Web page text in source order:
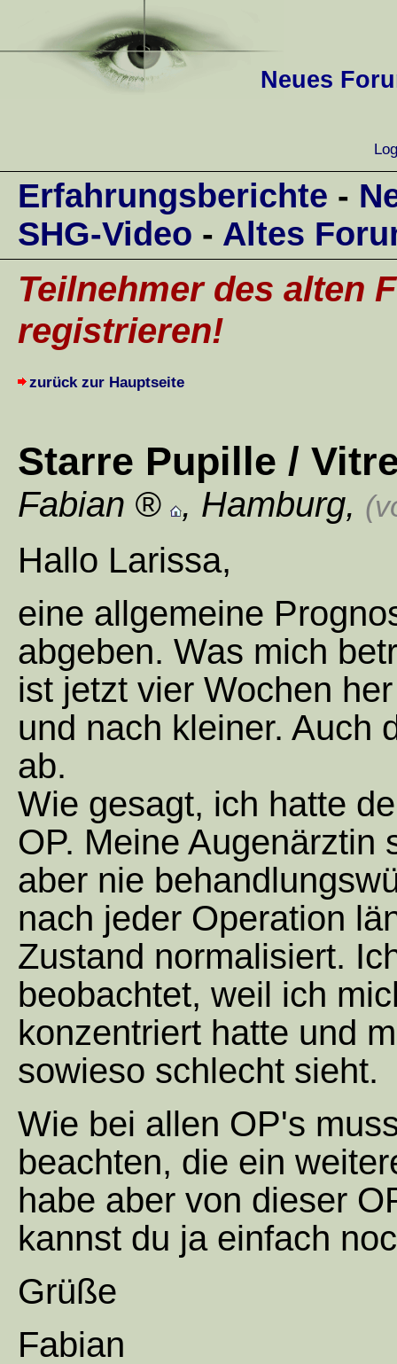
Neues
Erfahrungsberichte -
SHG-Video - Altes
Teilnehmer des alten
registrieren!
zurück zur Hauptseite
Starre Pupille /
Fabian , Hamburg,
Hallo Larissa,
eine allgemeine
abgeben. Was mich
ist jetzt vier Wochen
und nach kleiner. Auch
ab.
Wie gesagt, ich hatte
OP. Meine Augenärztin
aber nie
nach jeder Operation
Zustand normalisiert.
beobachtet, weil ich
konzentriert hatte und
sowieso schlecht sieht.
Wie bei allen OP's
beachten, die ein
habe aber von dieser
kannst du ja einfach
Grüße
Fabian